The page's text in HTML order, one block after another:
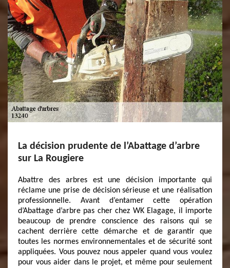
La décision prudente de l’Abattage d’arbre
sur La Rougiere
Abattre des arbres est une décision importante qui
réclame une prise de décision sérieuse et une réalisation
professionnelle. Avant d’entamer cette opération
d’Abattage d’arbre pas cher chez WK Elagage, il importe
beaucoup de prendre conscience des raisons qui se
cachent derrière cette démarche et de garantir que
toutes les normes environnementales et de sécurité sont
appliquées. Vous pouvez nous appeler quand vous voulez
pour vous aider dans le projet, et même pour seulement